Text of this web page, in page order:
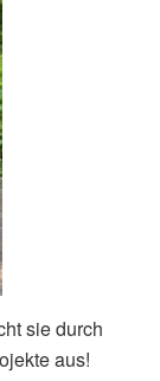
sie durch
aus!